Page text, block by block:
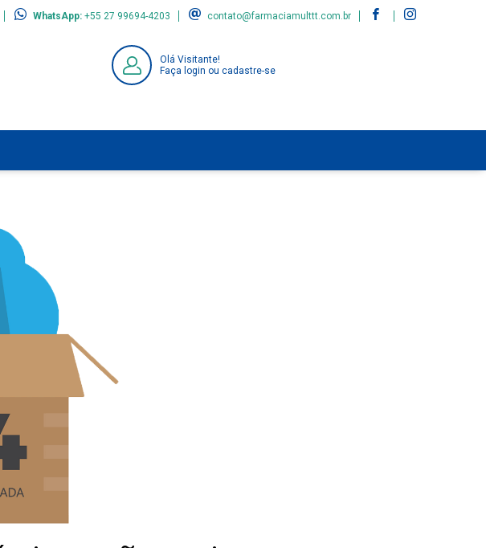
WhatsApp: +55 27 99694-4203 contato@farmaciamulttt.com.br
Olá Visitante!
Faça login ou cadastre-se